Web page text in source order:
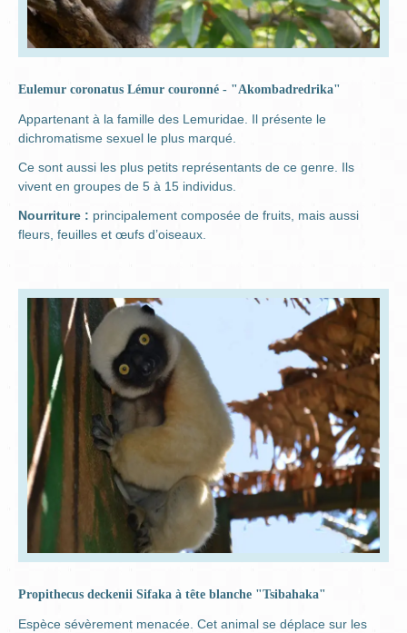
Eulemur coronatus Lémur couronné - "Akombadredrika"
Appartenant à la famille des Lemuridae. Il présente le
dichromatisme sexuel le plus marqué.
Ce sont aussi les plus petits représentants de ce genre. Ils
vivent en groupes de 5 à 15 individus.
Nourriture : principalement composée de fruits, mais aussi
fleurs, feuilles et œufs d’oiseaux.
Propithecus deckenii Sifaka à tête blanche "Tsibahaka"
Espèce sévèrement menacée. Cet animal se déplace sur les